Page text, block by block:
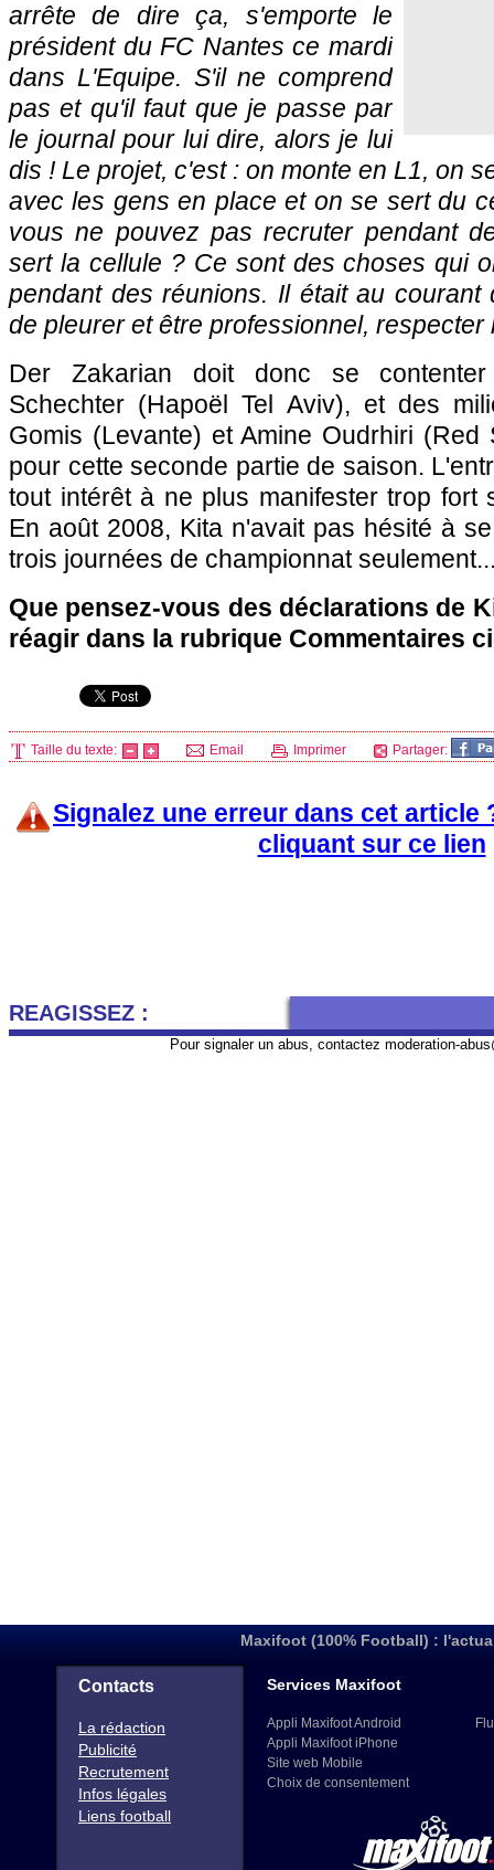
arrête de dire ça, s'emporte le
président du FC Nantes ce mardi
dans L'Equipe. S'il ne comprend
pas et qu'il faut que je passe par
le journal pour lui dire, alors je lui
dis ! Le projet, c'est : on monte en L1, on
avec les gens en place et on se sert du
vous ne pouvez pas recruter pendant
sert la cellule ? Ce sont des choses qui
pendant des réunions. Il était au courant
de pleurer et être professionnel, respecter
Der Zakarian doit donc se
Schechter (Hapoël Tel Aviv), et des
Gomis (Levante) et Amine Oudrhiri (Red
pour cette seconde partie de saison.
tout intérêt à ne plus manifester trop fort
En août 2008, Kita n'avait pas hésité à
trois journées de championnat
Que pensez-vous des déclarations de
réagir dans la rubrique Commentaires
Taille du texte: Email Imprimer Partager:
Signalez une erreur dans cet article
cliquant sur ce lien
REAGISSEZ :
Pour signaler un abus, contactez moderation-
Maxifoot (100% Football) :
Contacts
La rédaction
Publicité
Recrutement
Infos légales
Liens football
Services Maxifoot
Appli Maxifoot Android
Appli Maxifoot iPhone
Site web Mobile
Choix de consentement